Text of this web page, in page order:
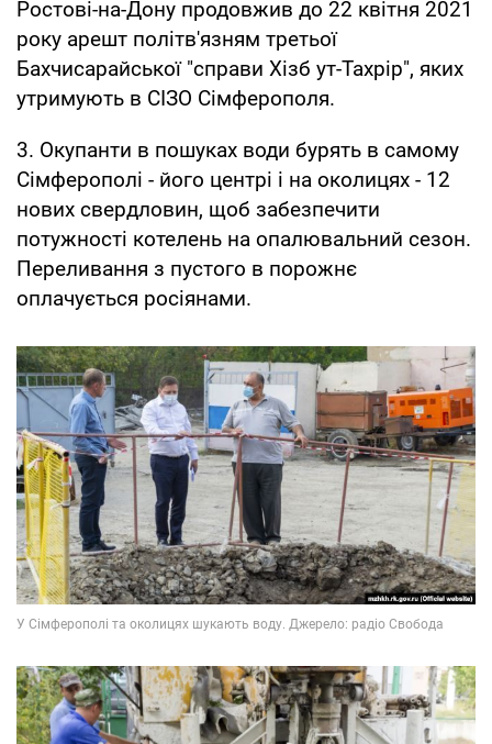
Ростові-на-Дону продовжив до 22 квітня 2021
року арешт політв'язням третьої
Бахчисарайської "справи Хізб ут-Тахрір", яких
утримують в СІЗО Сімферополя.
3. Окупанти в пошуках води бурять в самому
Сімферополі - його центрі і на околицях - 12
нових свердловин, щоб забезпечити
потужності котелень на опалювальний сезон.
Переливання з пустого в порожнє
оплачується росіянами.